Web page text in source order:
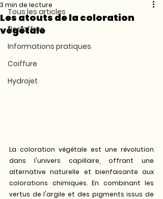
Tous les articles
Nos offres
Informations pratiques
Coiffure
Hydrojet
Les atouts de la coloration
végétale
3 min de lecture
La coloration végétale est une révolution
dans l'univers capillaire, offrant une
alternative naturelle et bienfaisante aux
colorations chimiques. En combinant les
vertus de l'argile et des pigments issus de